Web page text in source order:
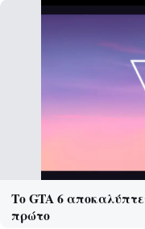
Το GTA 6
πρώτο